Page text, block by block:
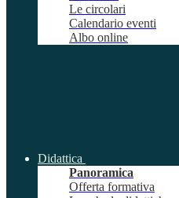
Le circolari
Calendario eventi
Albo online
Didattica
Panoramica
Offerta formativa